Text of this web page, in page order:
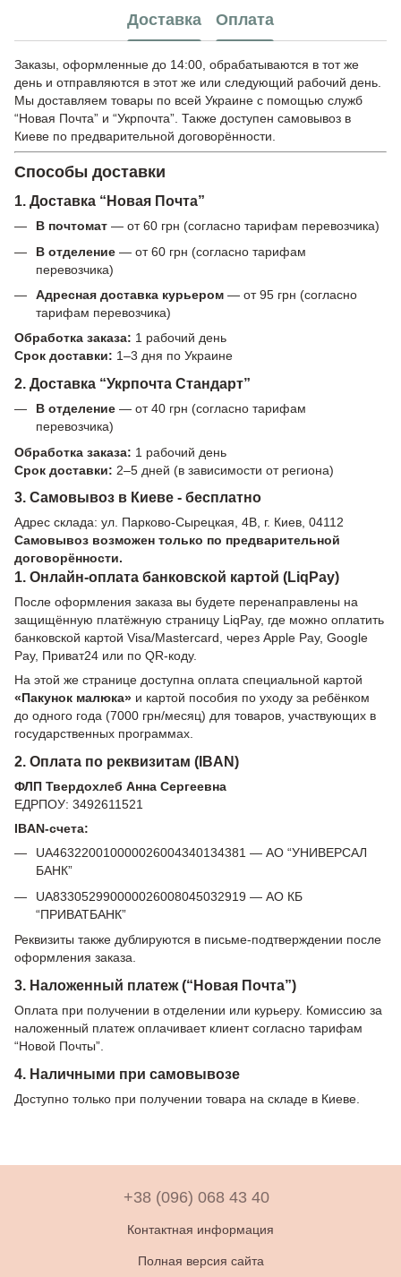
Доставка Оплата
Заказы, оформленные до 14:00, обрабатываются в тот же
день и отправляются в этот же или следующий рабочий день.
Мы доставляем товары по всей Украине с помощью служб
“Новая Почта” и “Укрпочта”. Также доступен самовывоз в
Киеве по предварительной договорённости.
Способы доставки
1. Доставка “Новая Почта”
В почтомат — от 60 грн (согласно тарифам перевозчика)
В отделение — от 60 грн (согласно тарифам
перевозчика)
Адресная доставка курьером — от 95 грн (согласно
тарифам перевозчика)
Обработка заказа: 1 рабочий день
Срок доставки: 1–3 дня по Украине
2. Доставка “Укрпочта Стандарт”
В отделение — от 40 грн (согласно тарифам
перевозчика)
Обработка заказа: 1 рабочий день
Срок доставки: 2–5 дней (в зависимости от региона)
3. Самовывоз в Киеве - бесплатно
Адрес склада: ул. Парково-Сырецкая, 4В, г. Киев, 04112
Самовывоз возможен только по предварительной
договорённости.
1. Онлайн-оплата банковской картой (LiqPay)
После оформления заказа вы будете перенаправлены на
защищённую платёжную страницу LiqPay, где можно оплатить
банковской картой Visa/Mastercard, через Apple Pay, Google
Pay, Приват24 или по QR-коду.
На этой же странице доступна оплата специальной картой
«Пакунок малюка» и картой пособия по уходу за ребёнком
до одного года (7000 грн/месяц) для товаров, участвующих в
государственных программах.
2. Оплата по реквизитам (IBAN)
ФЛП Твердохлеб Анна Сергеевна
ЕДРПОУ: 3492611521
IBAN-счета:
UA463220010000026004340134381 — АО “УНИВЕРСАЛ
БАНК”
UA833052990000026008045032919 — АО КБ
“ПРИВАТБАНК”
Реквизиты также дублируются в письме-подтверждении после
оформления заказа.
3. Наложенный платеж (“Новая Почта”)
Оплата при получении в отделении или курьеру. Комиссию за
наложенный платеж оплачивает клиент согласно тарифам
“Новой Почты”.
4. Наличными при самовывозе
Доступно только при получении товара на складе в Киеве.
+38 (096) 068 43 40
Контактная информация
Полная версия сайта